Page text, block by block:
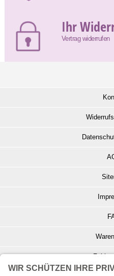
Ihr
Vertrag widerrufen